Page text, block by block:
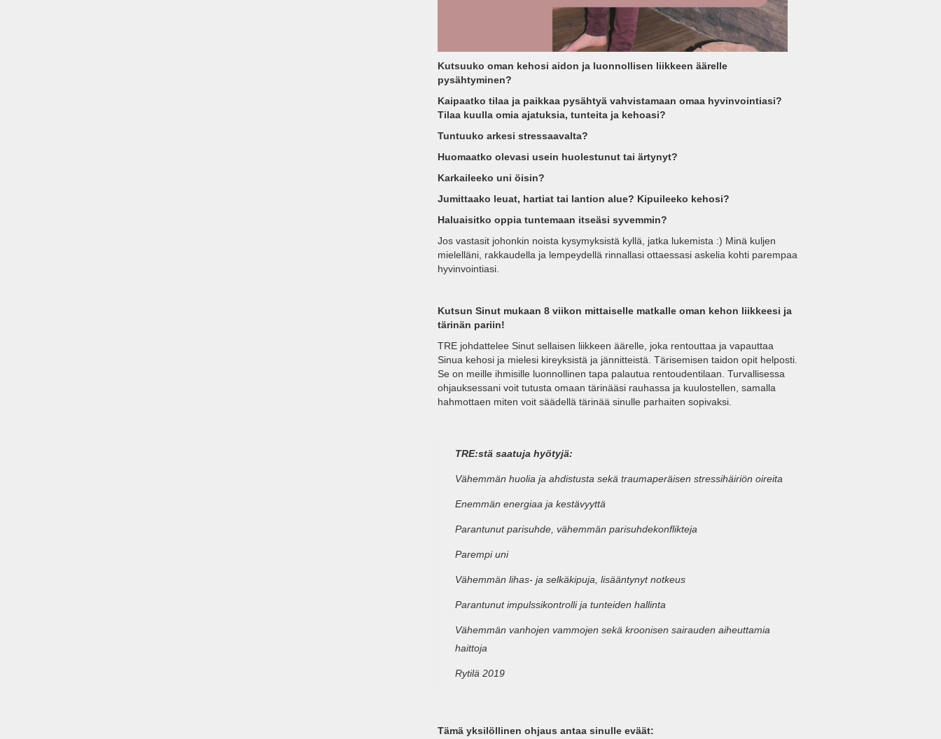
Kutsuuko oman kehosi aidon ja luonnollisen liikkeen äärelle
pysähtyminen?
Kaipaatko tilaa ja paikkaa pysähtyä vahvistamaan omaa hyvinvointiasi?
Tilaa kuulla omia ajatuksia, tunteita ja kehoasi?
Tuntuuko arkesi stressaavalta?
Huomaatko olevasi usein huolestunut tai ärtynyt?
Karkaileeko uni öisin?
Jumittaako leuat, hartiat tai lantion alue? Kipuileeko kehosi?
Haluaisitko oppia tuntemaan itseäsi syvemmin?
Jos vastasit johonkin noista kysymyksistä kyllä, jatka lukemista :) Minä kuljen
mielelläni, rakkaudella ja lempeydellä rinnallasi ottaessasi askelia kohti parempaa
hyvinvointiasi.
Kutsun Sinut mukaan 8 viikon mittaiselle matkalle oman kehon liikkeesi ja
tärinän pariin!
TRE johdattelee Sinut sellaisen liikkeen äärelle, joka rentouttaa ja vapauttaa
Sinua kehosi ja mielesi kireyksistä ja jännitteistä. Tärisemisen taidon opit helposti.
Se on meille ihmisille luonnollinen tapa palautua rentoudentilaan. Turvallisessa
ohjauksessani voit tutusta omaan tärinääsi rauhassa ja kuulostellen, samalla
hahmottaen miten voit säädellä tärinää sinulle parhaiten sopivaksi.
TRE:stä saatuja hyötyjä:
Vähemmän huolia ja ahdistusta sekä traumaperäisen stressihäiriön oireita
Enemmän energiaa ja kestävyyttä
Parantunut parisuhde, vähemmän parisuhdekonflikteja
Parempi uni
Vähemmän lihas- ja selkäkipuja, lisääntynyt notkeus
Parantunut impulssikontrolli ja tunteiden hallinta
Vähemmän vanhojen vammojen sekä kroonisen sairauden aiheuttamia
haittoja
Rytilä 2019
Tämä yksilöllinen ohjaus antaa sinulle eväät: